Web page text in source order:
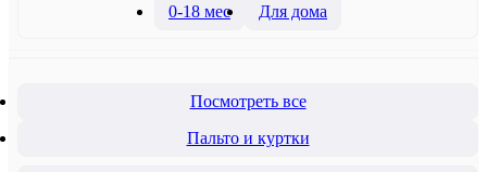
0-18 мес
Для дома
Посмотреть все
Пальто и куртки